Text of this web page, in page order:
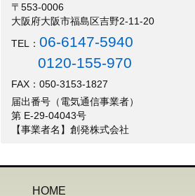
〒553-0006
大阪府大阪市福島区吉野2-11-20
TEL：06-6147-5940
0120-155-970
FAX：050-3153-1827
届出番号（電気通信事業者）
第 E-29-04043号
【事業者名】創発株式会社
HOME